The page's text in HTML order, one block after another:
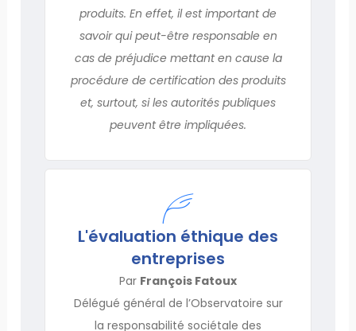
produits. En effet, il est important de
savoir qui peut-être responsable en
cas de préjudice mettant en cause la
procédure de certification des produits
et, surtout, si les autorités publiques
peuvent être impliquées.
L'évaluation éthique des
entreprises
Par François Fatoux
Délégué général de l’Observatoire sur
la responsabilité sociétale des